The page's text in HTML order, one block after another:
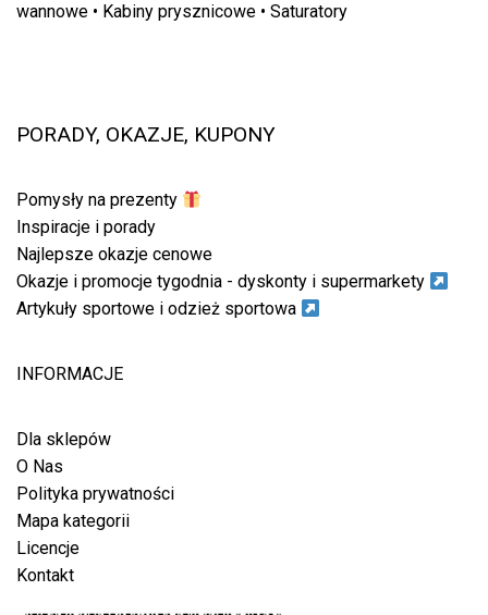
wannowe • Kabiny prysznicowe • Saturatory
PORADY, OKAZJE, KUPONY
Pomysły na prezenty
Inspiracje i porady
Najlepsze okazje cenowe
Okazje i promocje tygodnia - dyskonty i supermarkety
Artykuły sportowe i odzież sportowa
INFORMACJE
Dla sklepów
O Nas
Polityka prywatności
Mapa kategorii
Licencje
Kontakt